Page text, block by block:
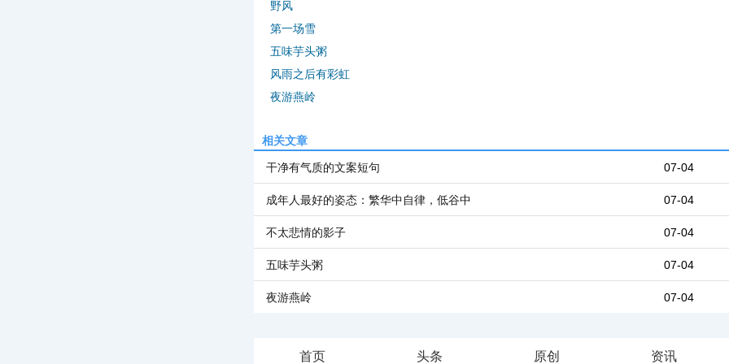
野风
第一场雪
五味芋头粥
风雨之后有彩虹
夜游燕岭
相关文章
07-04
干净有气质的文案短句
07-04
成年人最好的姿态：繁华中自律，低谷中
07-04
不太悲情的影子
07-04
五味芋头粥
07-04
夜游燕岭
首页 头条 原创 资讯